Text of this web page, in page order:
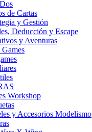
de Cartas
y Gestión
Deducción y Escape
y Aventuras
Workshop
y Accesorios Modelismo